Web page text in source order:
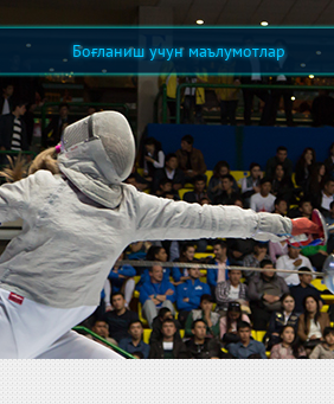
Боғланиш учун маълумотлар